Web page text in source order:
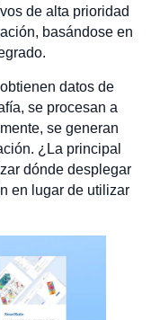
de alta prioridad
basándose en
datos de
se procesan a
se generan
¿La principal
dónde desplegar
en lugar de utilizar